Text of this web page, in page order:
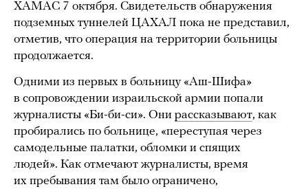
ХАМАС 7 октября. Свидетельств обнаружения
подземных туннелей ЦАХАЛ пока не представил,
отметив, что операция на территории больницы
продолжается.
Одними из первых в больницу «Аш-Шифа»
в сопровождении израильской армии попали
журналисты «Би-би-си». Они рассказывают, как
пробирались по больнице, «переступая через
самодельные палатки, обломки и спящих
людей». Как отмечают журналисты, время
их пребывания там было ограничено,